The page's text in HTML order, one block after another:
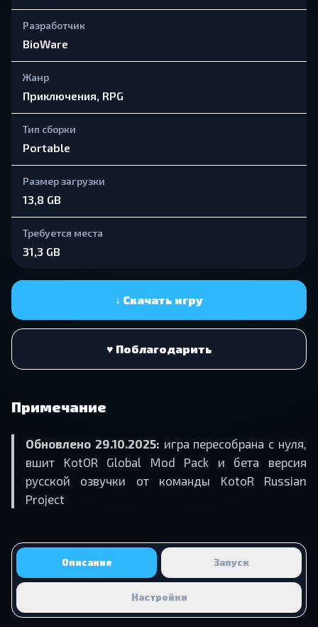
Разработчик
BioWare
Жанр
Приключения, RPG
Тип сборки
Portable
Размер загрузки
13,8 GB
Требуется места
31,3 GB
↓ Скачать игру
♥ Поблагодарить
Примечание
Обновлено 29.10.2025: игра пересобрана с нуля,
вшит KotOR Global Mod Pack и бета версия
русской озвучки от команды KotoR Russian
Project
Описание Запуск
Настройки